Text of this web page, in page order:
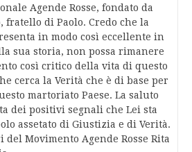
Agende Rosse, fondato da
fratello di Paolo. Credo che la
in modo così eccellente in
sua storia, non possa rimanere
così critico della vita di questo
cerca la Verità che è di base per
martoriato Paese. La saluto
dei positivi segnali che Lei sta
assetato di Giustizia e di Verità.
Movimento Agende Rosse Rita